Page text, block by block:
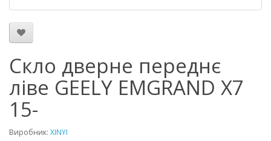
Скло дверне переднє
ліве GEELY EMGRAND X7
15-
Виробник: XINYI